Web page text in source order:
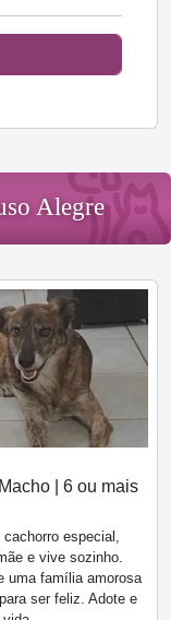
Alegre
| 6 ou mais
cachorro especial,
e vive sozinho.
uma família amorosa
ser feliz. Adote e